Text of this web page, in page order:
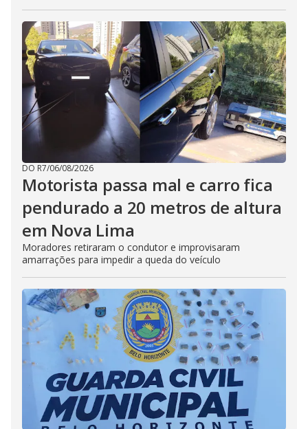
DO R7/06/08/2026
Motorista passa mal e carro fica
pendurado a 20 metros de altura
em Nova Lima
Moradores retiraram o condutor e improvisaram
amarrações para impedir a queda do veículo